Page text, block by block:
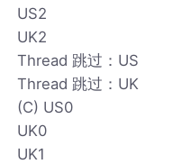
US2
UK2
Thread 跳过：US
Thread 跳过：UK
(C) US0
UK0
UK1